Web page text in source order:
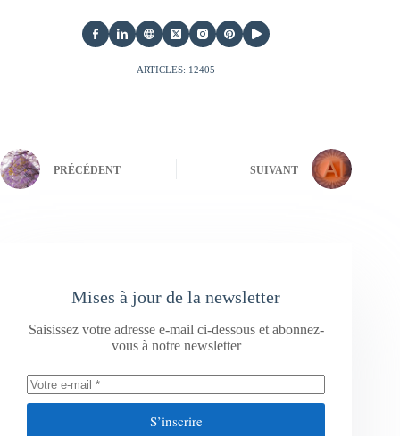
ARTICLES: 12405
PRÉCÉDENT SUIVANT
Mises à jour de la newsletter
Saisissez votre adresse e-mail ci-dessous et abonnez-
vous à notre newsletter
S’inscrire